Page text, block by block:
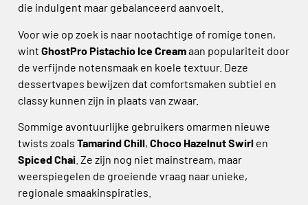
die indulgent maar gebalanceerd aanvoelt.
Voor wie op zoek is naar nootachtige of romige tonen,
wint GhostPro Pistachio Ice Creamaan populariteit door
de verfijnde notensmaak en koele textuur. Deze
dessertvapes bewijzen dat comfortsmaken subtiel en
classy kunnen zijn in plaats van zwaar.
Sommige avontuurlijke gebruikers omarmen nieuwe
twists zoals Tamarind Chill, Choco Hazelnut Swirl en
Spiced Chai . Ze zijn nog niet mainstream, maar
weerspiegelen de groeiende vraag naar unieke,
regionale smaakinspiraties.